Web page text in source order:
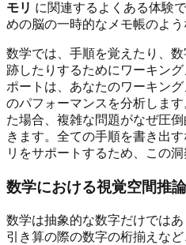
モリ に関連するよくある体験
めの脳の一時的なメモ帳のよう
数学では、手順を覚えたり、
跡したりするためにワーキン
ポートは、あなたのワーキン
のパフォーマンスを分析しま
た場合、複雑な問題がなぜ圧
きます。全ての手順を書き出
リをサポートするため、この洞
数学における視覚空間推論
数学は抽象的な数字だけでは
引き算の際の数字の桁揃えな